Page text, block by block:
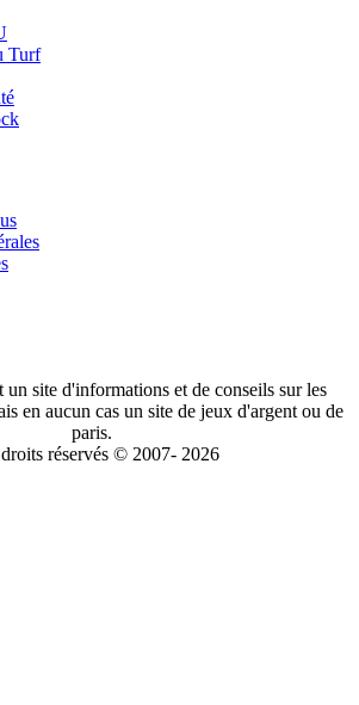
Turf
un site d'informations et de conseils sur les
en aucun cas un site de jeux d'argent ou de
paris.
réservés © 2007- 2026